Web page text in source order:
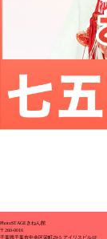
PhotoSTAGEきねん館
〒260-0016
千葉県千葉市中央区栄町29-5 アイリスビル1F